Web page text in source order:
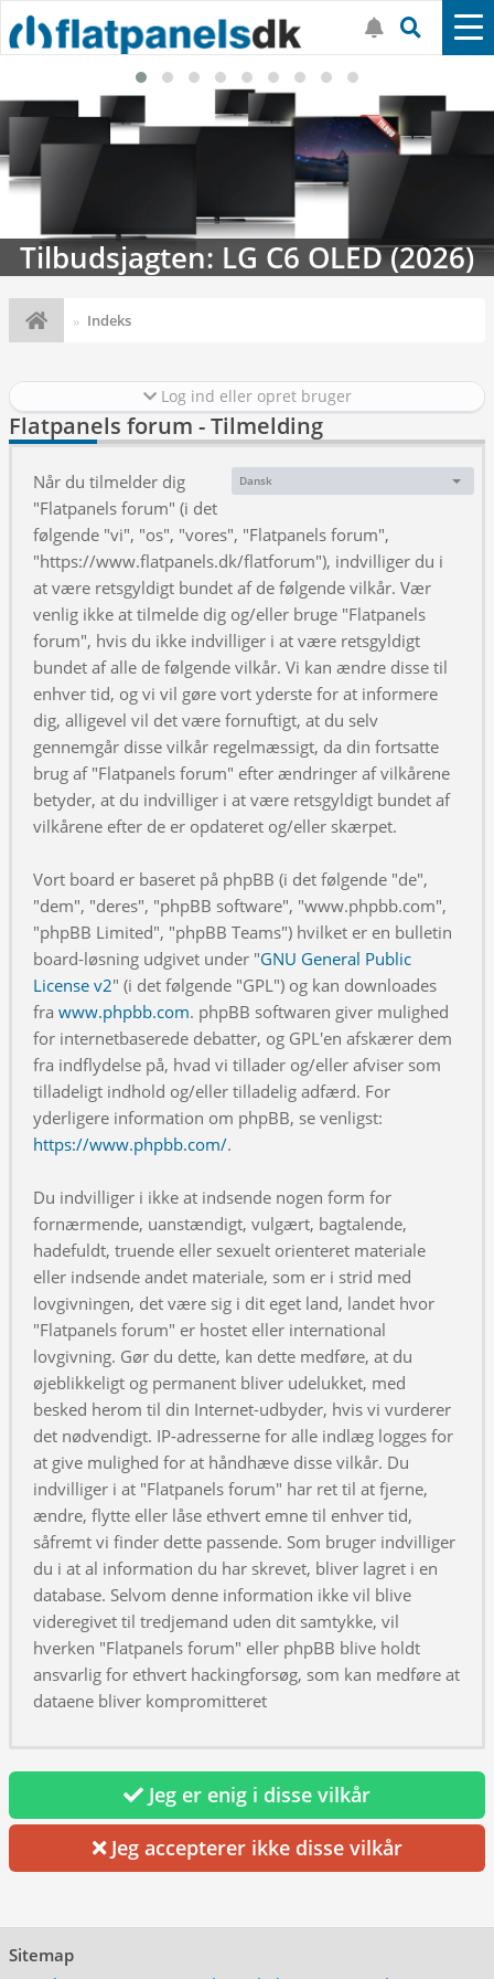
Tilbudsjagten: LG C6 OLED (2026)
Indeks
Log ind eller opret bruger
Flatpanels forum - Tilmelding
Sprog:
Dansk
Når du tilmelder dig
"Flatpanels forum" (i det
følgende "vi", "os", "vores", "Flatpanels forum",
"https://www.flatpanels.dk/flatforum"), indvilliger du i
at være retsgyldigt bundet af de følgende vilkår. Vær
venlig ikke at tilmelde dig og/eller bruge "Flatpanels
forum", hvis du ikke indvilliger i at være retsgyldigt
bundet af alle de følgende vilkår. Vi kan ændre disse til
enhver tid, og vi vil gøre vort yderste for at informere
dig, alligevel vil det være fornuftigt, at du selv
gennemgår disse vilkår regelmæssigt, da din fortsatte
brug af "Flatpanels forum" efter ændringer af vilkårene
betyder, at du indvilliger i at være retsgyldigt bundet af
vilkårene efter de er opdateret og/eller skærpet.
Vort board er baseret på phpBB (i det følgende "de",
"dem", "deres", "phpBB software", "www.phpbb.com",
"phpBB Limited", "phpBB Teams") hvilket er en bulletin
board-løsning udgivet under "GNU General Public
License v2" (i det følgende "GPL") og kan downloades
fra www.phpbb.com. phpBB softwaren giver mulighed
for internetbaserede debatter, og GPL'en afskærer dem
fra indflydelse på, hvad vi tillader og/eller afviser som
tilladeligt indhold og/eller tilladelig adfærd. For
yderligere information om phpBB, se venligst:
https://www.phpbb.com/.
Du indvilliger i ikke at indsende nogen form for
fornærmende, uanstændigt, vulgært, bagtalende,
hadefuldt, truende eller sexuelt orienteret materiale
eller indsende andet materiale, som er i strid med
lovgivningen, det være sig i dit eget land, landet hvor
"Flatpanels forum" er hostet eller international
lovgivning. Gør du dette, kan dette medføre, at du
øjeblikkeligt og permanent bliver udelukket, med
besked herom til din Internet-udbyder, hvis vi vurderer
det nødvendigt. IP-adresserne for alle indlæg logges for
at give mulighed for at håndhæve disse vilkår. Du
indvilliger i at "Flatpanels forum" har ret til at fjerne,
ændre, flytte eller låse ethvert emne til enhver tid,
såfremt vi finder dette passende. Som bruger indvilliger
du i at al information du har skrevet, bliver lagret i en
database. Selvom denne information ikke vil blive
videregivet til tredjemand uden dit samtykke, vil
hverken "Flatpanels forum" eller phpBB blive holdt
ansvarlig for ethvert hackingforsøg, som kan medføre at
dataene bliver kompromitteret
Jeg er enig i disse vilkår
Jeg accepterer ikke disse vilkår
Sitemap